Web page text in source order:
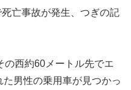
亡事故が発生、つぎの記
の西約60メートル先でエ
男性の乗用車が見つかっ